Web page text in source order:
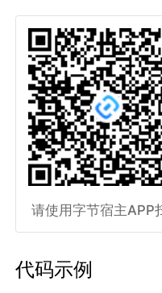
请使用字节宿主APP
代码示例